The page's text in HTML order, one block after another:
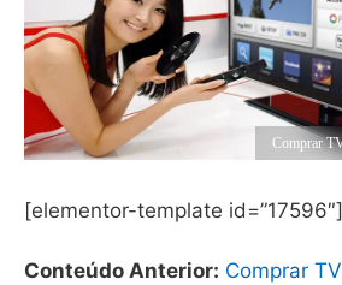
Comprar
[elementor-template id=”17596″]
Conteúdo Anterior: Comprar